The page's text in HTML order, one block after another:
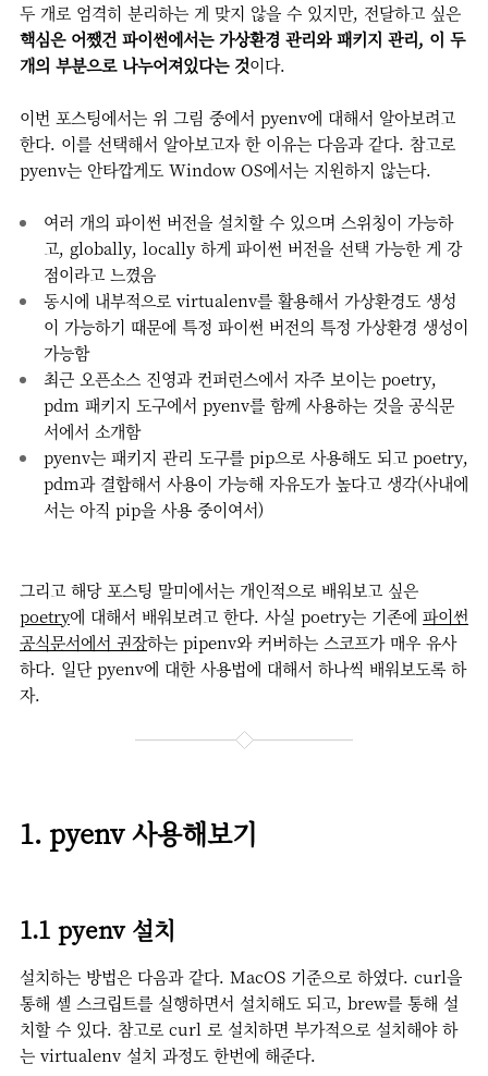
두 개로 엄격히 분리하는 게 맞지 않을 수 있지만, 전달하고 싶은
핵심은 어쨌건 파이썬에서는 가상환경 관리와 패키지 관리, 이 두
개의 부분으로 나누어져있다는 것이다.
이번 포스팅에서는 위 그림 중에서 pyenv에 대해서 알아보려고
한다. 이를 선택해서 알아보고자 한 이유는 다음과 같다. 참고로
pyenv는 안타깝게도 Window OS에서는 지원하지 않는다.
여러 개의 파이썬 버전을 설치할 수 있으며 스위칭이 가능하
고, globally, locally 하게 파이썬 버전을 선택 가능한 게 강
점이라고 느꼈음
동시에 내부적으로 virtualenv를 활용해서 가상환경도 생성
이 가능하기 때문에 특정 파이썬 버전의 특정 가상환경 생성이
가능함
최근 오픈소스 진영과 컨퍼런스에서 자주 보이는 poetry,
pdm 패키지 도구에서 pyenv를 함께 사용하는 것을 공식문
서에서 소개함
pyenv는 패키지 관리 도구를 pip으로 사용해도 되고 poetry,
pdm과 결합해서 사용이 가능해 자유도가 높다고 생각(사내에
서는 아직 pip을 사용 중이여서)
그리고 해당 포스팅 말미에서는 개인적으로 배워보고 싶은
poetry에 대해서 배워보려고 한다. 사실 poetry는 기존에 파이썬
공식문서에서 권장하는 pipenv와 커버하는 스코프가 매우 유사
하다. 일단 pyenv에 대한 사용법에 대해서 하나씩 배워보도록 하
자.
1. pyenv 사용해보기
1.1 pyenv 설치
설치하는 방법은 다음과 같다. MacOS 기준으로 하였다. curl을
통해 셸 스크립트를 실행하면서 설치해도 되고, brew를 통해 설
치할 수 있다. 참고로 curl 로 설치하면 부가적으로 설치해야 하
는 virtualenv 설치 과정도 한번에 해준다.